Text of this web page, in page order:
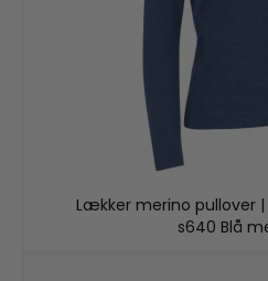
Lækker merino pullover
s640 Blå